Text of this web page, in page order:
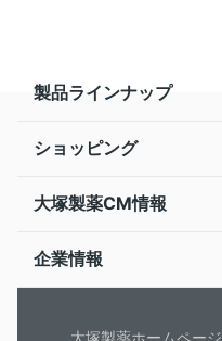
製品ラインナップ
ショッピング
大塚製薬CM情報
企業情報